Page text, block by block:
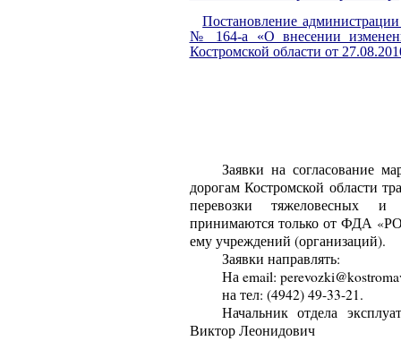
Постановление
№ 164-а «О внесении
Костромской области от
Заявки на согласование
дорогам Костромской области
перевозки тяжеловесных и
принимаются только от ФДА
ему учреждений (организаций).
Заявки направлять:
На email:
на тел: (4942) 49-33-21.
Начальник отдела
Виктор Леонидович